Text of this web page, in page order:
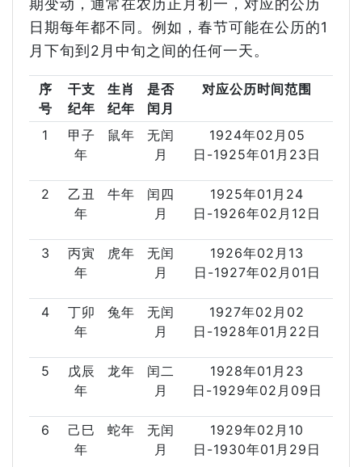
期变动，通常在农历正月初一，对应的公历
日期每年都不同。例如，春节可能在公历的1
月下旬到2月中旬之间的任何一天。
序
号
干支
纪年
生肖
纪年
是否
闰月
对应公历时间范围
1
甲子
年
鼠年
无闰
月
1924年02月05
日-1925年01月23日
2
乙丑
年
牛年
闰四
月
1925年01月24
日-1926年02月12日
3
丙寅
年
虎年
无闰
月
1926年02月13
日-1927年02月01日
4
丁卯
年
兔年
无闰
月
1927年02月02
日-1928年01月22日
5
戊辰
年
龙年
闰二
月
1928年01月23
日-1929年02月09日
6
己巳
年
蛇年
无闰
月
1929年02月10
日-1930年01月29日